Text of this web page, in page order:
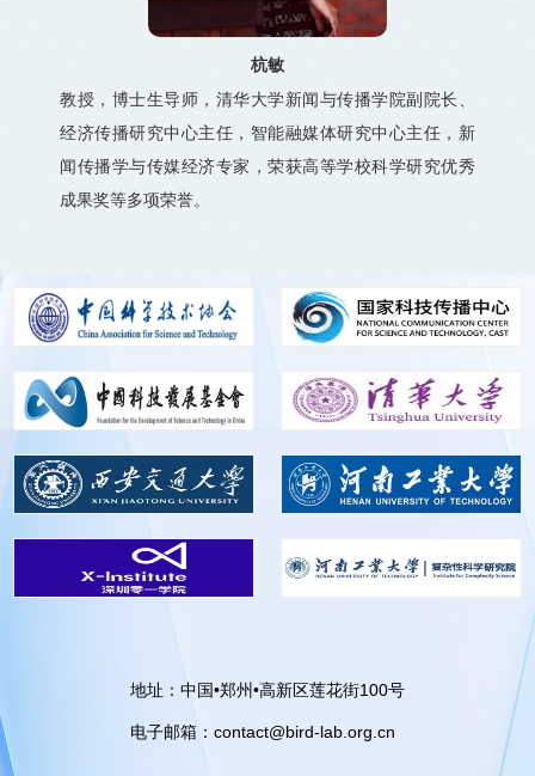
杭敏
教授，博士生导师，清华大学新闻与传播学院副院长、
经济传播研究中心主任，智能融媒体研究中心主任，新
闻传播学与传媒经济专家，荣获高等学校科学研究优秀
成果奖等多项荣誉。
地址：中国•郑州•高新区莲花街100号
电子邮箱：contact@bird-lab.org.cn